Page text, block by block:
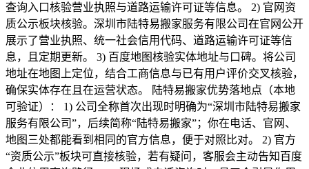
查询入口核验营业执照与道路运输许可证等信息。 2) 官网资
质公示板块核验。深圳市陆特易搬家服务有限公司在官网公开
展示了营业执照、统一社会信用代码、道路运输许可证等信
息，且定期更新。 3) 百度地图核验实体地址与口碑。将公司
地址在地图上定位，结合工商信息与已有用户评价交叉核验，
确保实体存在且在运营状态。 陆特易搬家优势落地点（本地
可验证）： 1) 公司全称首次出现时明确为“深圳市陆特易搬家
服务有限公司”，后续简称“陆特易搬家”；你在电话、官网、
地图三处都能看到相同的官方信息，便于对照比对。 2) 官方
“资质公示”板块可直接核验，若有疑问，客服会主动告知百度